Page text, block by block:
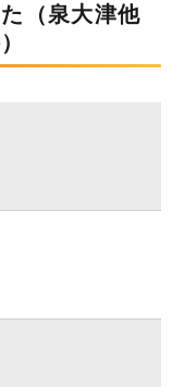
（泉大津他